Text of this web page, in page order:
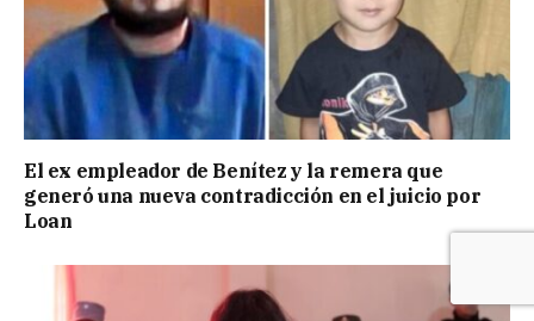
El ex empleador de Benítez y la remera que
generó una nueva contradicción en el juicio por
Loan